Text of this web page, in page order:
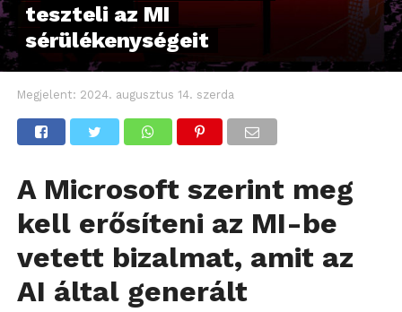
teszteli az MI
sérülékenységeit
Megjelent: 2024. augusztus 14. szerda
A Microsoft szerint meg
kell erősíteni az MI-be
vetett bizalmat, amit az
AI által generált